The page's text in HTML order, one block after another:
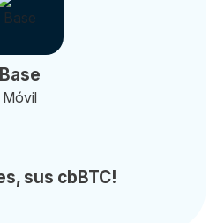
Base
Móvil
sus cbBTC!